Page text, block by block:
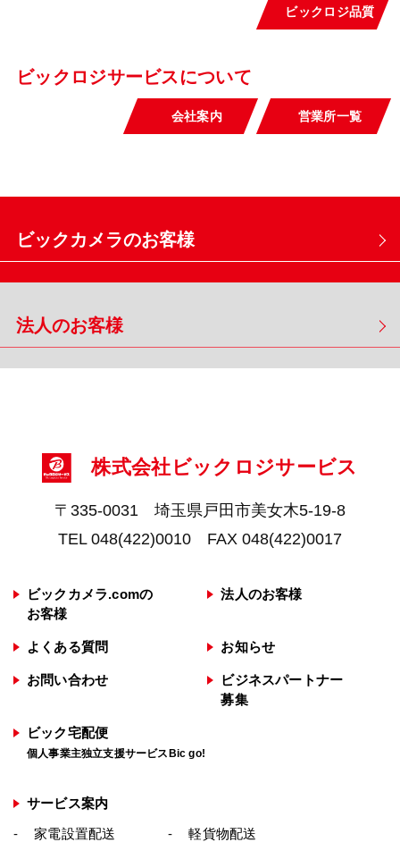
ビックロジ品質
ビックロジサービスについて
会社案内 営業所一覧
ビックカメラのお客様
法人のお客様
株式会社ビックロジサービス
〒335-0031 埼玉県戸田市美女木5-19-8
TEL 048(422)0010 FAX 048(422)0017
ビックカメラ.comの
お客様
法人のお客様
よくある質問 お知らせ
お問い合わせ
ビジネスパートナー
募集
ビック宅配便
個人事業主独立支援サービスBic go!
サービス案内
家電設置配送
軽貨物配送